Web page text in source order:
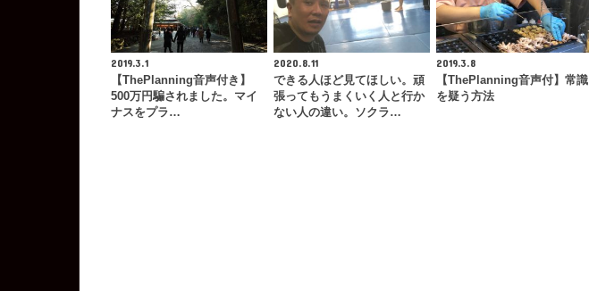
2019.3.1
【ThePlanning音声付き】
500万円騙されました。マイ
ナスをプラ…
2020.8.11
できる人ほど見てほしい。頑
張ってもうまくいく人と行か
ない人の違い。ソクラ…
2019.3.8
【ThePlanning音声付】常識
を疑う方法